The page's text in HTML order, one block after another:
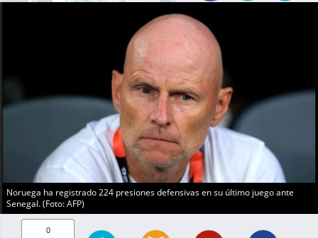
Noruega ha registrado 224 presiones defensivas en su último juego ante
Senegal. (Foto: AFP)
0